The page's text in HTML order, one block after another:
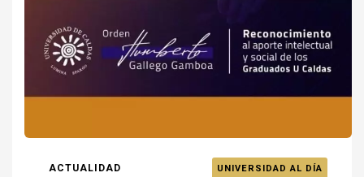
ACTUALIDAD UNIVERSIDAD AL DÍA